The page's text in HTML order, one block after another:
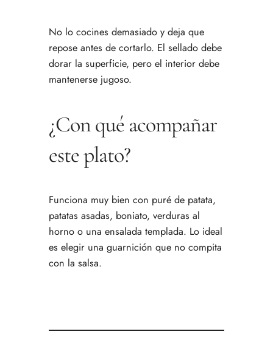
No lo cocines demasiado y deja que
repose antes de cortarlo. El sellado debe
dorar la superficie, pero el interior debe
mantenerse jugoso.
¿Con qué acompañar
este plato?
Funciona muy bien con puré de patata,
patatas asadas, boniato, verduras al
horno o una ensalada templada. Lo ideal
es elegir una guarnición que no compita
con la salsa.